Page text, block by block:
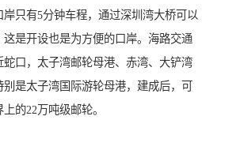
岸只有5分钟车程，通过深圳湾大桥可以
这是开设也是为方便的口岸。海路交通
蛇口，太子湾邮轮母港、赤湾、大铲湾
是太子湾国际游轮母港，建成后，可
的22万吨级邮轮。